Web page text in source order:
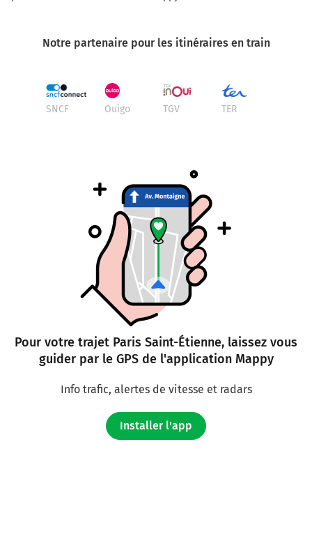
Notre partenaire pour les itinéraires en train
SNCF Ouigo TGV TER
Pour votre trajet Paris Saint-Étienne, laissez vous
guider par le GPS de l'application Mappy
Info trafic, alertes de vitesse et radars
Installer l'app